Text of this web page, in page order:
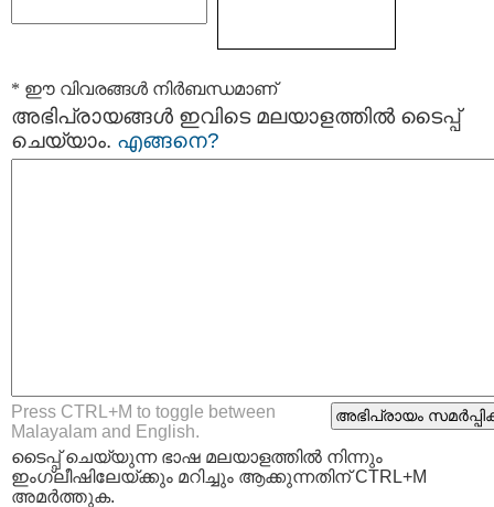
* ഈ വിവരങ്ങള്‍ നിര്‍ബന്ധമാണ്
അഭിപ്രായങ്ങള്‍ ഇവിടെ മലയാളത്തില്‍ ടൈപ്പ്
ചെയ്യാം. എങ്ങനെ?
Press CTRL+M to toggle between
Malayalam and English.
ടൈപ്പ്‌ ചെയ്യുന്ന ഭാഷ മലയാളത്തില്‍ നിന്നും
ഇംഗ്ലീഷിലേയ്ക്കും മറിച്ചും ആക്കുന്നതിന് CTRL+M
അമര്‍ത്തുക.